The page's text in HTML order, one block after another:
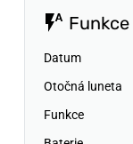
Funkce
Datum
Otočná luneta
Funkce